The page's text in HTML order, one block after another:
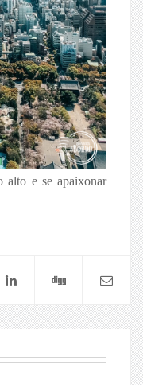
alto e se apaixonar